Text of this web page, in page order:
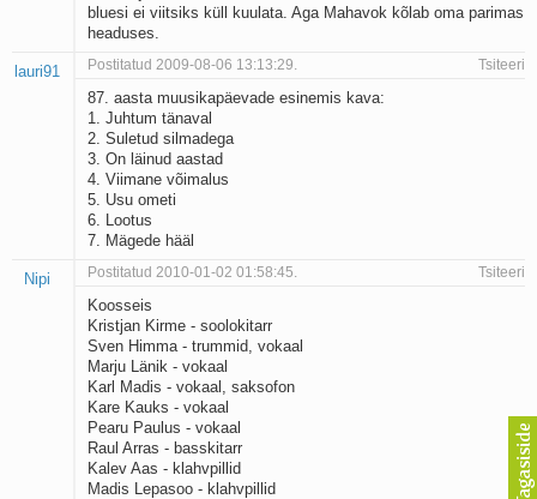
bluesi ei viitsiks küll kuulata. Aga Mahavok kõlab oma parimas
headuses.
lauri91 Postitatud 2009-08-06 13:13:29. Tsiteeri
87. aasta muusikapäevade esinemis kava:
1. Juhtum tänaval
2. Suletud silmadega
3. On läinud aastad
4. Viimane võimalus
5. Usu ometi
6. Lootus
7. Mägede hääl
Nipi Postitatud 2010-01-02 01:58:45. Tsiteeri
Koosseis
Kristjan Kirme - soolokitarr
Sven Himma - trummid, vokaal
Marju Länik - vokaal
Karl Madis - vokaal, saksofon
Kare Kauks - vokaal
Pearu Paulus - vokaal
Raul Arras - basskitarr
Kalev Aas - klahvpillid
Madis Lepasoo - klahvpillid